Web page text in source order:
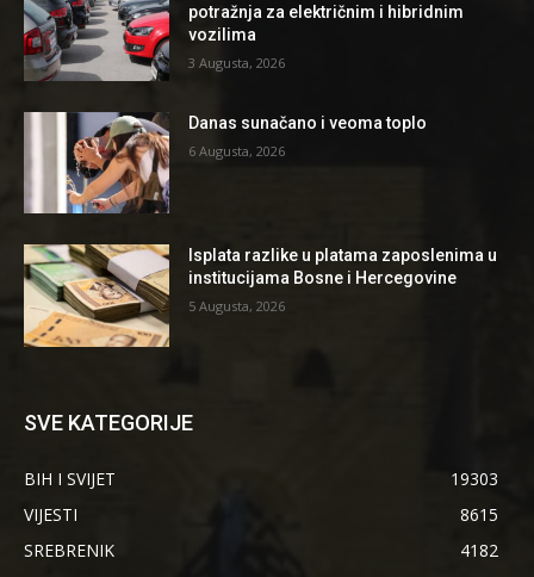
potražnja za električnim i hibridnim
vozilima
3 Augusta, 2026
Danas sunačano i veoma toplo
6 Augusta, 2026
Isplata razlike u platama zaposlenima u
institucijama Bosne i Hercegovine
5 Augusta, 2026
SVE KATEGORIJE
BIH I SVIJET
19303
VIJESTI
8615
SREBRENIK
4182